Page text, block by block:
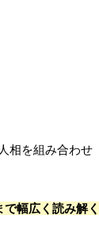
相を組み合わせ
幅広く読み解く